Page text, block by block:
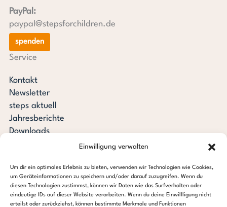
Einwilligung verwalten
Um dir ein optimales Erlebnis zu bieten, verwenden wir Technologien wie Cookies,
um Geräteinformationen zu speichern und/oder darauf zuzugreifen. Wenn du
diesen Technologien zustimmst, können wir Daten wie das Surfverhalten oder
eindeutige IDs auf dieser Website verarbeiten. Wenn du deine Einwillligung nicht
erteilst oder zurückziehst, können bestimmte Merkmale und Funktionen
PayPal:
paypal@stepsforchildren.de
spenden
Service
Kontakt
Newsletter
steps aktuell
Jahresberichte
Downloads
Stiftung steps for children
c/o Regus Altona